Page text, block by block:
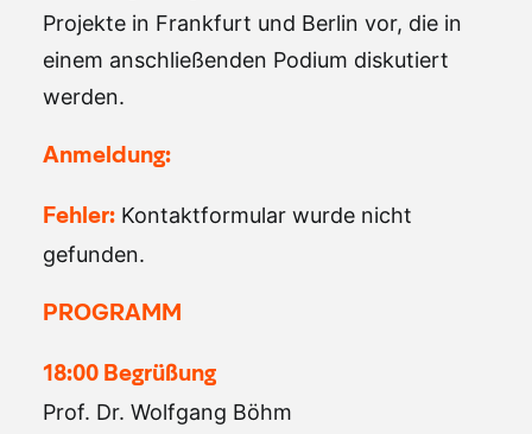
Projekte in Frankfurt und Berlin vor, die in
einem anschließenden Podium diskutiert
werden.
Anmeldung:
Fehler: Kontaktformular wurde nicht
gefunden.
PROGRAMM
18:00 Begrüßung
Prof. Dr. Wolfgang Böhm